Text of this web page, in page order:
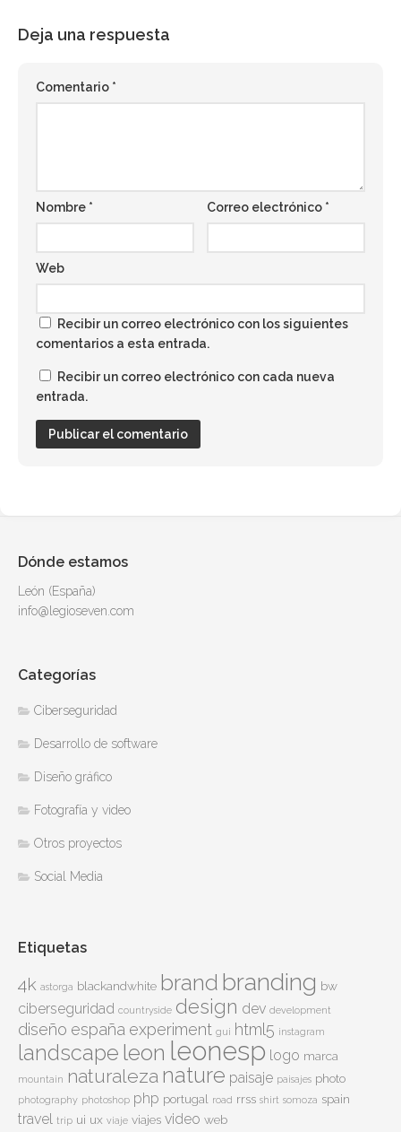
Deja una respuesta
Comentario *
Nombre * Correo electrónico *
Web
Recibir un correo electrónico con los siguientes
comentarios a esta entrada.
Recibir un correo electrónico con cada nueva
entrada.
Dónde estamos
León (España)
info@legioseven.com
Categorías
Ciberseguridad
Desarrollo de software
Diseño gráfico
Fotografía y video
Otros proyectos
Social Media
Etiquetas
4k astorga blackandwhite brand branding bw
ciberseguridad countryside design dev development
diseño españa experiment gui html5 instagram
landscape leon leonesp logo marca
mountain naturaleza nature paisaje paisajes photo
photography photoshop php portugal road rrss shirt somoza spain
travel trip ui ux viaje viajes video web